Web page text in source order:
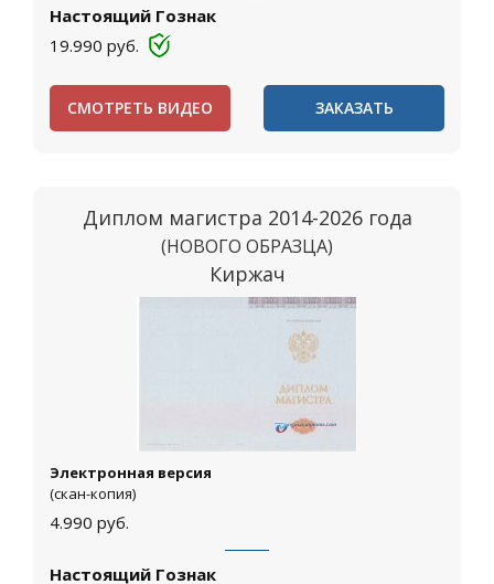
Настоящий Гознак
19.990 руб.
СМОТРЕТЬ ВИДЕО ЗАКАЗАТЬ
Диплом магистра 2014-2026 года
(НОВОГО ОБРАЗЦА)
Киржач
Электронная версия
(скан-копия)
4.990 руб.
Настоящий Гознак